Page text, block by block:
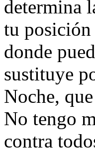
determina
tu posición
donde
sustituye
Noche,
No tengo
contra